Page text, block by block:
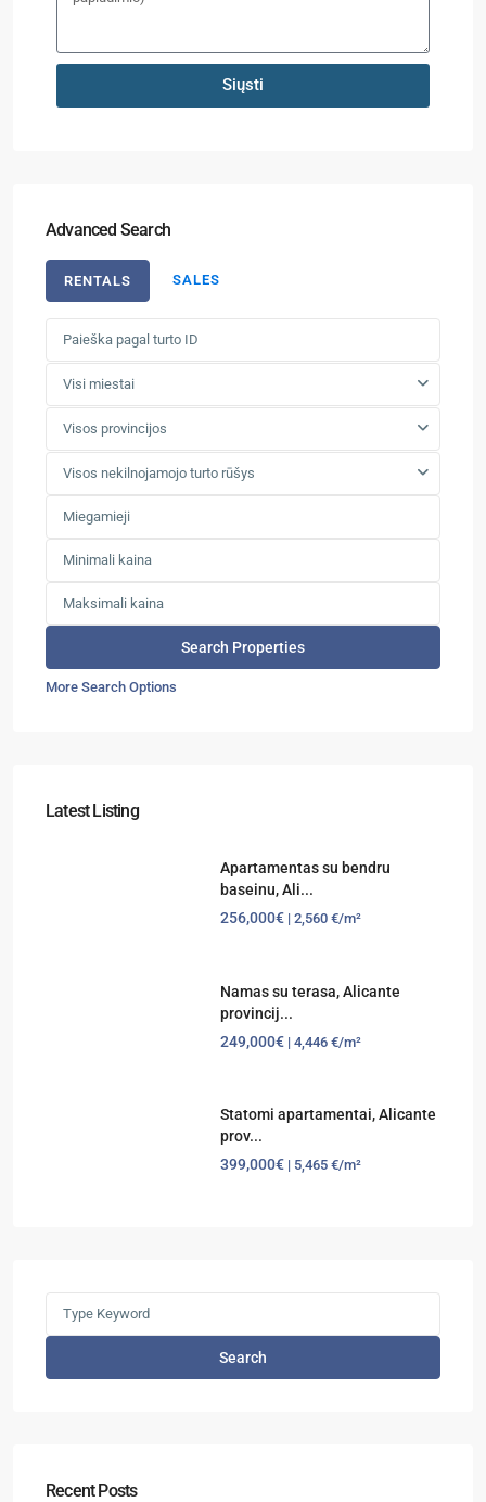
Siųsti
Advanced Search
RENTALS SALES
Visi miestai
Visos provincijos
Visos nekilnojamojo turto rūšys
More Search Options
Latest Listing
Apartamentas su bendru
baseinu, Ali...
256,000€ | 2,560 €/m²
Namas su terasa, Alicante
provincij...
249,000€ | 4,446 €/m²
Statomi apartamentai, Alicante
prov...
399,000€ | 5,465 €/m²
Search
Recent Posts